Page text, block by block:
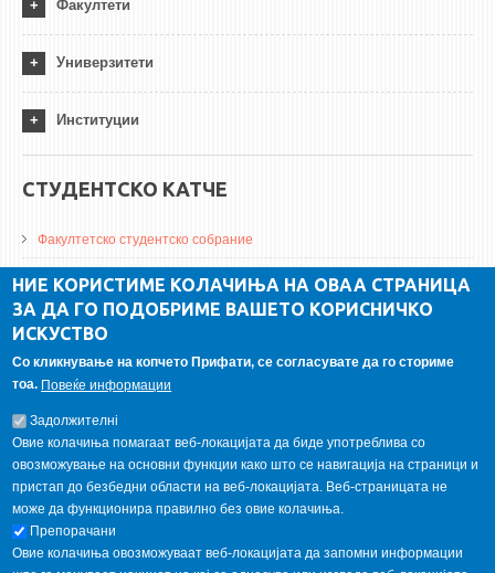
Факултети
Универзитети
Институции
СТУДЕНТСКО КАТЧЕ
Факултетско студентско собрание
ДА Винчи магазин
Алумни асоцијација
ГАЛЕРИЈА
НИЕ КОРИСТИМЕ КОЛАЧИЊА НА ОВАА СТРАНИЦА
ЗА ДА ГО ПОДОБРИМЕ ВАШЕТО КОРИСНИЧКО
ИСКУСТВО
Со кликнување на копчето Прифати, се согласувате да го сториме
тоа. Повеќе информации
Задолжителнi
Овие колачиња помагаат веб-локацијата да биде употреблива со
овозможување на основни функции како што се навигација на страници и
пристап до безбедни области на веб-локацијата. Веб-страницата не
може да функционира правилно без овие колачиња.
Препорачани
Овие колачиња овозможуваат веб-локацијата да запомни информации